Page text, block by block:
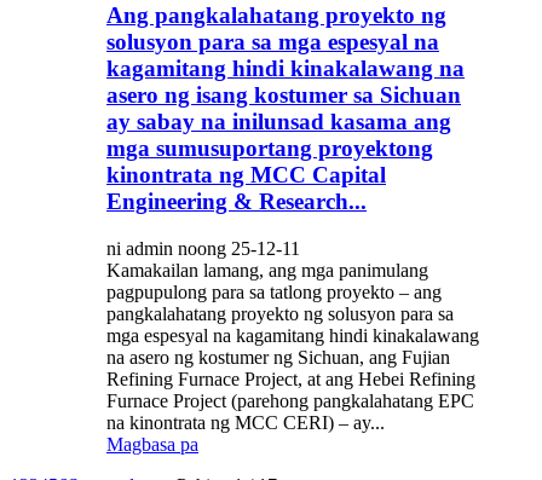
Ang pangkalahatang proyekto ng
solusyon para sa mga espesyal na
kagamitang hindi kinakalawang na
asero ng isang kostumer sa Sichuan
ay sabay na inilunsad kasama ang
mga sumusuportang proyektong
kinontrata ng MCC Capital
Engineering & Research...
ni admin noong 25-12-11
Kamakailan lamang, ang mga panimulang
pagpupulong para sa tatlong proyekto – ang
pangkalahatang proyekto ng solusyon para sa
mga espesyal na kagamitang hindi kinakalawang
na asero ng kostumer ng Sichuan, ang Fujian
Refining Furnace Project, at ang Hebei Refining
Furnace Project (parehong pangkalahatang EPC
na kinontrata ng MCC CERI) – ay...
Magbasa pa